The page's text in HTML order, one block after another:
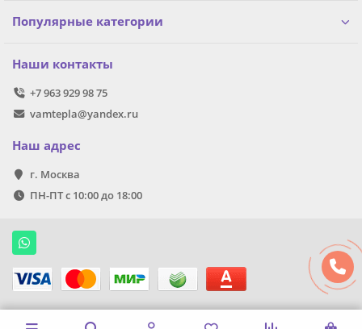
Популярные категории
Наши контакты
+7 963 929 98 75
vamtepla@yandex.ru
Наш адрес
г. Москва
ПН-ПТ с 10:00 до 18:00